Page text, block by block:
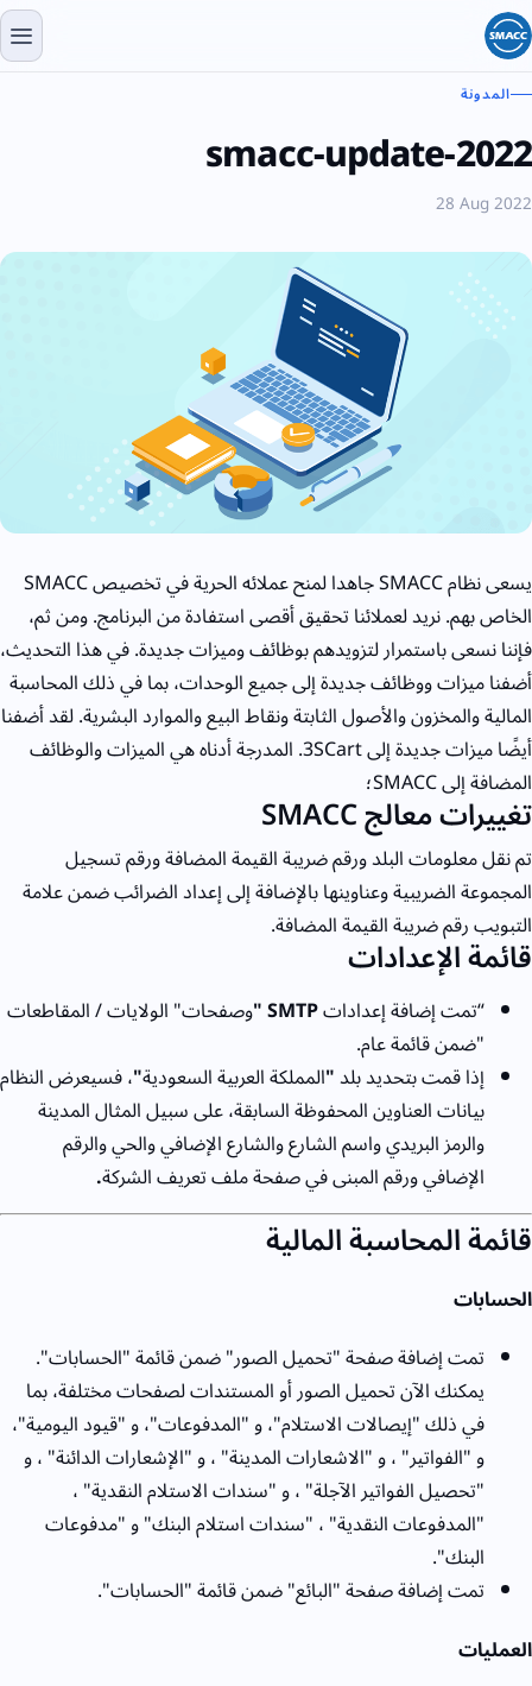
المدونة
smacc-update-2022
28 Aug 2022
يسعى نظام SMACC جاهدا لمنح عملائه الحرية في تخصيص SMACC
الخاص بهم. نريد لعملائنا تحقيق أقصى استفادة من البرنامج. ومن ثم،
فإننا نسعى باستمرار لتزويدهم بوظائف وميزات جديدة. في هذا التحديث،
أضفنا ميزات ووظائف جديدة إلى جميع الوحدات، بما في ذلك المحاسبة
المالية والمخزون والأصول الثابتة ونقاط البيع والموارد البشرية. لقد أضفنا
أيضًا ميزات جديدة إلى 3SCart. المدرجة أدناه هي الميزات والوظائف
المضافة إلى SMACC؛
تغييرات معالج SMACC
تم نقل معلومات البلد ورقم ضريبة القيمة المضافة ورقم تسجيل
المجموعة الضريبية وعناوينها بالإضافة إلى إعداد الضرائب ضمن علامة
التبويب رقم ضريبة القيمة المضافة.
قائمة الإعدادات
“تمت إضافة إعدادات
وصفحات" الولايات / المقاطعات
"ضمن قائمة عام.
إذا قمت بتحديد بلد"المملكة العربية السعودية"، فسيعرض النظام
بيانات العناوين المحفوظة السابقة، على سبيل المثال المدينة
والرمز البريدي واسم الشارع والشارع الإضافي والحي والرقم
الإضافي ورقم المبنى في صفحة ملف تعريف الشركة.
قائمة المحاسبة المالية
الحسابات
تمت إضافة صفحة "تحميل الصور" ضمن قائمة "الحسابات".
يمكنك الآن تحميل الصور أو المستندات لصفحات مختلفة، بما
في ذلك "إيصالات الاستلام"، و "المدفوعات"، و "قيود اليومية"،
و "الفواتير" ، و "الاشعارات المدينة" ، و "الإشعارات الدائنة" ، و
"تحصيل الفواتير الآجلة" ، و "سندات الاستلام النقدية" ،
"المدفوعات النقدية" ، "سندات استلام البنك" و "مدفوعات
البنك".
تمت إضافة صفحة "البائع" ضمن قائمة "الحسابات".
العمليات